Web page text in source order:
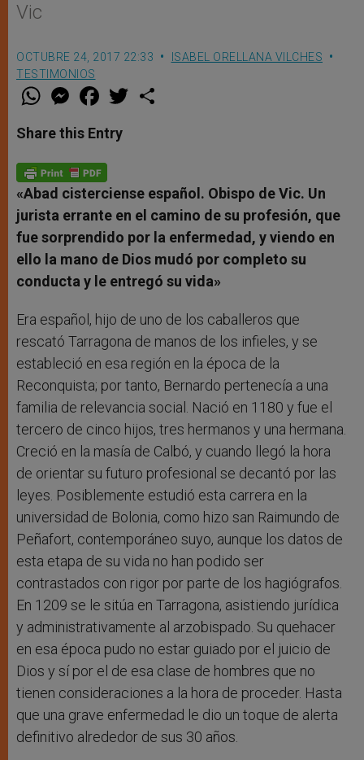
Vic
OCTUBRE 24, 2017 22:33
ISABEL ORELLANA VILCHES
TESTIMONIOS
W
t
s
p
p
M
e
s
e
g
e
r
F
a
e
b
o
k
w
Share this Entry
«Abad cisterciense español. Obispo de Vic. Un
jurista errante en el camino de su profesión, que
fue sorprendido por la enfermedad, y viendo en
ello la mano de Dios mudó por completo su
conducta y le entregó su vida»
Era español, hijo de uno de los caballeros que
rescató Tarragona de manos de los infieles, y se
estableció en esa región en la época de la
Reconquista; por tanto, Bernardo pertenecía a una
familia de relevancia social. Nació en 1180 y fue el
tercero de cinco hijos, tres hermanos y una hermana.
Creció en la masía de Calbó, y cuando llegó la hora
de orientar su futuro profesional se decantó por las
leyes. Posiblemente estudió esta carrera en la
universidad de Bolonia, como hizo san Raimundo de
Peñafort, contemporáneo suyo, aunque los datos de
esta etapa de su vida no han podido ser
contrastados con rigor por parte de los hagiógrafos.
En 1209 se le sitúa en Tarragona, asistiendo jurídica
y administrativamente al arzobispado. Su quehacer
en esa época pudo no estar guiado por el juicio de
Dios y sí por el de esa clase de hombres que no
tienen consideraciones a la hora de proceder. Hasta
que una grave enfermedad le dio un toque de alerta
definitivo alrededor de sus 30 años.